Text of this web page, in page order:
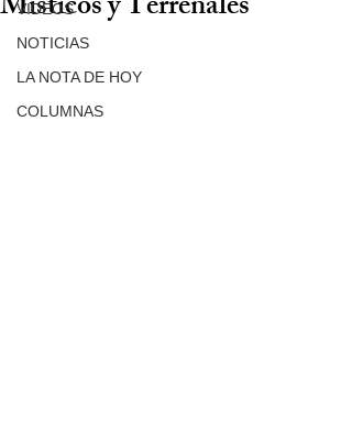
VIDEOS
NOTICIAS
LA NOTA DE HOY
COLUMNAS